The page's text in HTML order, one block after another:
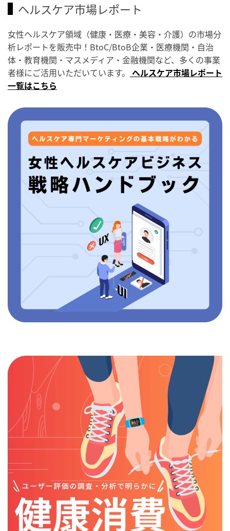
ヘルスケア市場レポート
女性ヘルスケア領域（健康・医療・美容・介護）の市場分
析レポートを販売中！BtoC/BtoB企業・医療機関・自治
体・教育機関・マスメディア・金融機関など、多くの事業
者様にご活用いただいています。 ヘルスケア市場レポート
一覧はこちら